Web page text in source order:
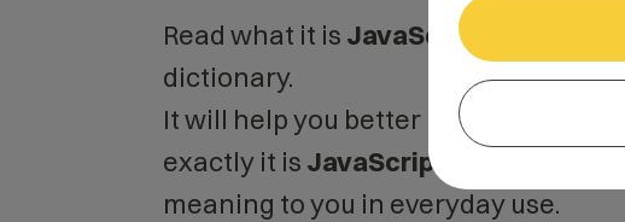
Read what it is JavaScript
dictionary.
It will help you better understand what
exactly it is JavaScript
meaning to you in everyday use.